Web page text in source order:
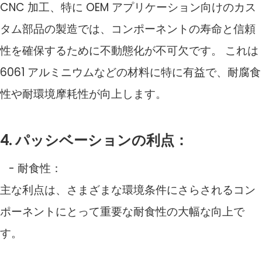
CNC 加工、特に OEM アプリケーション向けのカス
タム部品の製造では、コンポーネントの寿命と信頼
性を確保するために不動態化が不可欠です。 これは
6061 アルミニウムなどの材料に特に有益で、耐腐食
性や耐環境摩耗性が向上します。
4. パッシベーションの利点：
- 耐食性：
主な利点は、さまざまな環境条件にさらされるコン
ポーネントにとって重要な耐食性の大幅な向上で
す。